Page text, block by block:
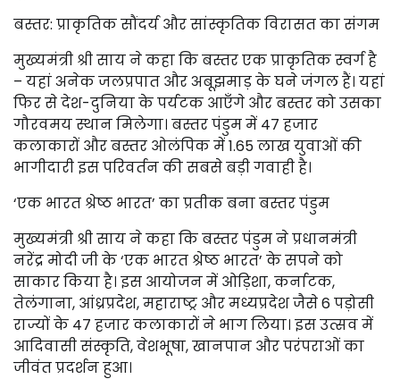
बस्तर: प्राकृतिक सौंदर्य और सांस्कृतिक विरासत का संगम
मुख्यमंत्री श्री साय ने कहा कि बस्तर एक प्राकृतिक स्वर्ग है
– यहां अनेक जलप्रपात और अबूझमाड़ के घने जंगल हैं। यहां
फिर से देश-दुनिया के पर्यटक आएँगे और बस्तर को उसका
गौरवमय स्थान मिलेगा। बस्तर पंडुम में 47 हजार
कलाकारों और बस्तर ओलंपिक में 1.65 लाख युवाओं की
भागीदारी इस परिवर्तन की सबसे बड़ी गवाही है।
‘एक भारत श्रेष्ठ भारत’ का प्रतीक बना बस्तर पंडुम
मुख्यमंत्री श्री साय ने कहा कि बस्तर पंडुम ने प्रधानमंत्री
नरेंद्र मोदी जी के ‘एक भारत श्रेष्ठ भारत’ के सपने को
साकार किया है। इस आयोजन में ओड़िशा, कर्नाटक,
तेलंगाना, आंध्रप्रदेश, महाराष्ट्र और मध्यप्रदेश जैसे 6 पड़ोसी
राज्यों के 47 हजार कलाकारों ने भाग लिया। इस उत्सव में
आदिवासी संस्कृति, वेशभूषा, खानपान और परंपराओं का
जीवंत प्रदर्शन हुआ।